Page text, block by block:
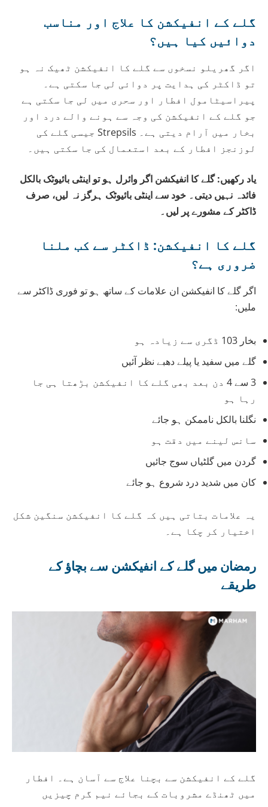
گلے کے انفیکشن کا علاج اور مناسب
دوائیں کیا ہیں؟
اگر گھریلو نسخوں سے گلے کا انفیکشن ٹھیک نہ ہو
تو ڈاکٹر کی ہدایت پر دوائی لی جا سکتی ہے۔
پیراسیٹامول افطار اور سحری میں لی جا سکتی ہے
جو گلے کے انفیکشن کی وجہ سے ہونے والے درد اور
بخار میں آرام دیتی ہے۔ Strepsils جیسی گلے کی
لوزنجز افطار کے بعد استعمال کی جا سکتی ہیں۔
یاد رکھیں: گلے کا انفیکشن اگر وائرل ہو تو اینٹی بائیوٹک بالکل
فائدہ نہیں دیتی۔ خود سے اینٹی بائیوٹک ہرگز نہ لیں، صرف
ڈاکٹر کے مشورے پر لیں۔
گلے کا انفیکشن: ڈاکٹر سے کب ملنا
ضروری ہے؟
اگر گلے کا انفیکشن ان علامات کے ساتھ ہو تو فوری ڈاکٹر سے
ملیں:
بخار 103 ڈگری سے زیادہ ہو
گلے میں سفید یا پیلے دھبے نظر آئیں
3 سے 4 دن بعد بھی گلے کا انفیکشن بڑھتا ہی جا
رہا ہو
نگلنا بالکل ناممکن ہو جائے
سانس لینے میں دقت ہو
گردن میں گلٹیاں سوج جائیں
کان میں شدید درد شروع ہو جائے
یہ علامات بتاتی ہیں کہ گلے کا انفیکشن سنگین شکل
اختیار کر چکا ہے۔
رمضان میں گلے کے انفیکشن سے بچاؤ کے
طریقے
گلے کے انفیکشن سے بچنا علاج سے آسان ہے۔ افطار
میں ٹھنڈے مشروبات کے بجائے نیم گرم چیزیں